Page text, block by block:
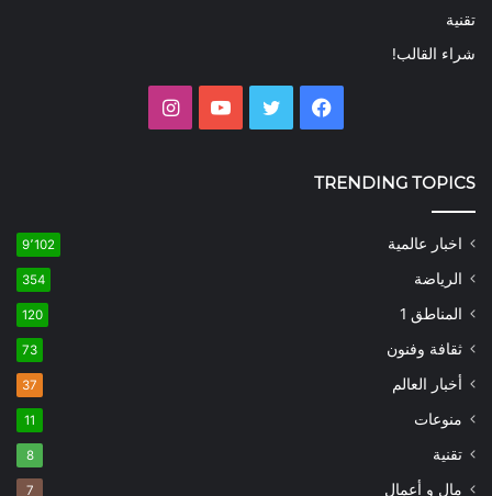
تقنية
شراء القالب!
فيسبوك تويتر يوتيوب
TRENDING TOPICS
اخبار عالمية 9٬102
الرياضة 354
المناطق 1 120
ثقافة وفنون 73
أخبار العالم 37
منوعات 11
تقنية 8
مال و أعمال 7